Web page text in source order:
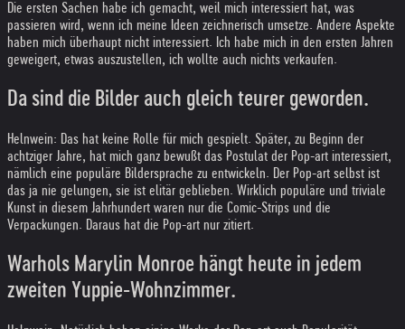
Die ersten Sachen habe ich gemacht, weil mich interessiert hat, was
passieren wird, wenn ich meine Ideen zeichnerisch umsetze. Andere Aspekte
haben mich überhaupt nicht interessiert. Ich habe mich in den ersten Jahren
geweigert, etwas auszustellen, ich wollte auch nichts verkaufen.
Da sind die Bilder auch gleich teurer geworden.
Helnwein: Das hat keine Rolle für mich gespielt. Später, zu Beginn der
achtziger Jahre, hat mich ganz bewußt das Postulat der Pop-art interessiert,
nämlich eine populäre Bildersprache zu entwickeln. Der Pop-art selbst ist
das ja nie gelungen, sie ist elitär geblieben. Wirklich populäre und triviale
Kunst in diesem Jahrhundert waren nur die Comic-Strips und die
Verpackungen. Daraus hat die Pop-art nur zitiert.
Warhols Marylin Monroe hängt heute in jedem
zweiten Yuppie-Wohnzimmer.